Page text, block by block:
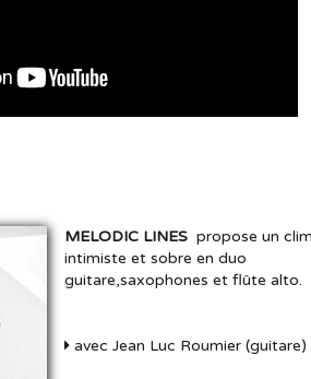
MELODIC LINES propose un
intimiste et sobre en duo
guitare,saxophones et flûte alto.
avec Jean Luc Roumier (guitare)